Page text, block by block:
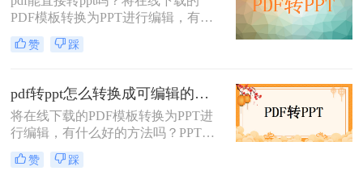
PDF模板转换为PPT进行编辑，有什
么好的方法吗？PPT是一种非常常用
和重要的文档。一些商业计划、计划
写，然后转换成PDF格式发送文件
赞 踩
pdf转ppt怎么转换成可编辑的？这2个转换方式了解一下
将在线下载的PDF模板转换为PPT进
行编辑，有什么好的方法吗？PPT是
一种非常常用和重要的文档。一些商
业计划、计划和项目总结报告经常以
赞 踩